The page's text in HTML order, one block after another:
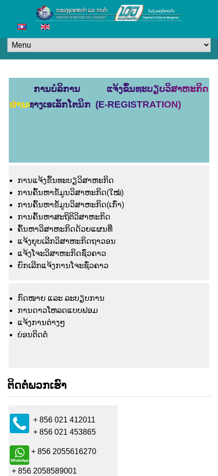
ການບໍລິການ ແຈ້ງຂຶ້ນທະບຽບວິສາຫະກິດ
ຜ່ານທາງເອເລັກໂຕນິກ (E-REGISTRATION)
ການແຈ້ງຂຶ້ນທະບຽວິສາຫະກິດ
ການຄົ້ນຫາຂໍ້ມູນວິສາຫະກິດ(ໃໝ່)
ການຄົ້ນຫາຂໍ້ມູນວິສາຫະກິດ(ເກົ່າ)
ການຄົ້ນຫາສະຖິຕິວິສາຫະກິດ
ຄົ້ນຫາວິສາຫະກິດດ້ວຍແຜນທີ່
ແຈ້ງຍຸບເລີກວິສາຫະກິດຖາວອນ
ແຈ້ງໂຈະວິສາຫະກິດຊົ່ວຄາວ
ຍົກເລີກແຈ້ງການໂຈະຊົ່ວຄາວ
ກົດໜາຍ ແລະ ລະບຽບການ
ການດາວໂຫລດແບບຟອມ
ແຈ້ງ​ການ​ຕ່າງໆ
ບ່ອນຕິດຕໍ່
ຕິດຕໍ່ພວກເຮົາ
+ 856 021 412011
+ 856 021 453865
+ 856 2055616270
+ 856 2058589001